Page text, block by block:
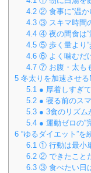
4.2 ② 食事に“温か
4.3 ③ スキマ時間
4.4 ④ 夜の間食は“
4.5 ⑤ 歩く量より“
4.6 ⑥ よく噛むだ
4.7 ⑦ お腹・太も
5 冬太りを加速させる
5.1 ● 厚着しすぎ
5.2 ● 寝る前のス
5.3 ● 3食のリズム
5.4 ● 運動ゼロの“
6 “ゆるダイエット”を
6.1 ① 行動は最小
6.2 ② できたこと
6.3 ③ 食べたい日